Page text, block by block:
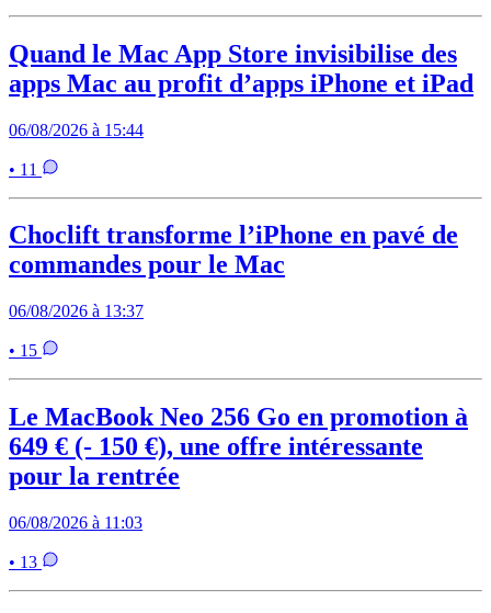
Quand le Mac App Store invisibilise des
apps Mac au profit d’apps iPhone et iPad
06/08/2026 à 15:44
• 11
Choclift transforme l’iPhone en pavé de
commandes pour le Mac
06/08/2026 à 13:37
• 15
Le MacBook Neo 256 Go en promotion à
649 € (- 150 €), une offre intéressante
pour la rentrée
06/08/2026 à 11:03
• 13